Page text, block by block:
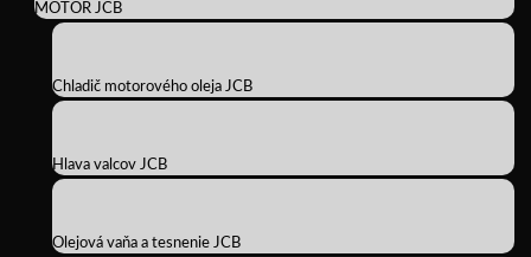
MOTOR JCB
Chladič motorového oleja JCB
Hlava valcov JCB
Olejová vaňa a tesnenie JCB